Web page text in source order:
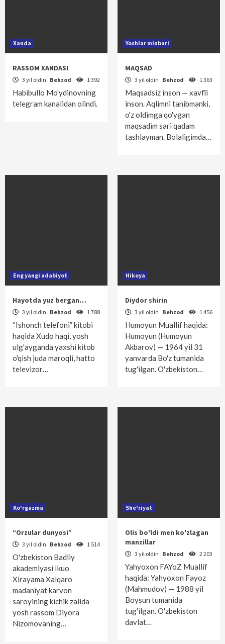
Xanda
RASSOM XANDASI
3 yil oldin Behzod 1 392
Habibullo Mo'ydinovning
telegram kanalidan olindi.
Yoshlar minbari
MAQSAD
3 yil oldin Behzod 1 363
Maqsadsiz inson — xavfli
inson. Aqlimni tanibmanki,
o'z oldimga qo'ygan
maqsadim sari qadam
tashlayman. Bolaligimda…
Eng yangi adabiyot
Hayotda yuz bergan…
3 yil oldin Behzod 1 788
“Ishonch telefoni” kitobi
haqida Xudo haqi, yosh
ulg'ayganda yaxshi kitob
o'qish juda maroqli, hatto
televizor…
Hikoya
Diydor shirin
3 yil oldin Behzod 1 456
Humoyun Muallif haqida:
Humoyun (Humoyun
Akbarov) — 1964 yil 31
yanvarda Bo'z tumanida
tug'ilgan. O'zbekiston…
Ko'rgazma
“Orzular dunyosi”
3 yil oldin Behzod 1 514
O'zbekiston Badiiy
akademiyasi Ikuo
Xirayama Xalqaro
madaniyat karvon
saroyining kichik zalida
yosh rassom Diyora
Nizomovaning…
She'riyat
Olis bo'ldi men ko'zlagan
manzillar
3 yil oldin Behzod 2 203
Yahyoxon FAYoZ Muallif
haqida: Yahyoxon Fayoz
(Mahmudov) — 1988 yil
Boysun tumanida
tug'ilgan. O'zbekiston
davlat…